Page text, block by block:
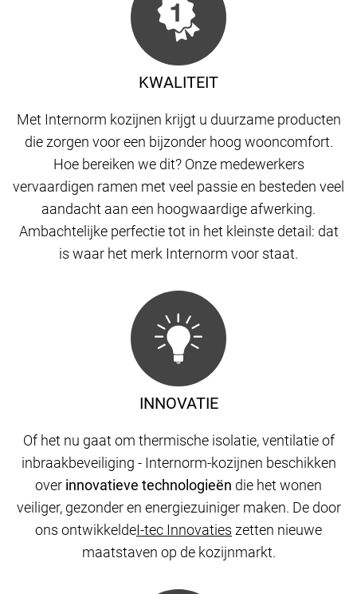
KWALITEIT
Met Internorm kozijnen krijgt u duurzame producten
die zorgen voor een bijzonder hoog wooncomfort.
Hoe bereiken we dit? Onze medewerkers
vervaardigen ramen met veel passie en besteden veel
aandacht aan een hoogwaardige afwerking.
Ambachtelijke perfectie tot in het kleinste detail: dat
is waar het merk Internorm voor staat.
INNOVATIE
Of het nu gaat om thermische isolatie, ventilatie of
inbraakbeveiliging - Internorm-kozijnen beschikken
over innovatieve technologieën die het wonen
veiliger, gezonder en energiezuiniger maken. De door
ons ontwikkeldeI-tec Innovaties zetten nieuwe
maatstaven op de kozijnmarkt.